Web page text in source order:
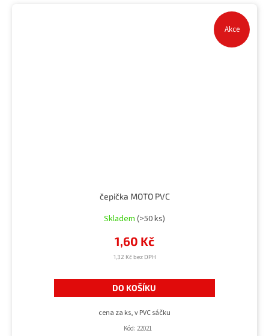
Akce
čepička MOTO PVC
Skladem (>50 ks)
1,32 Kč bez DPH
1,60 Kč
DO KOŠÍKU
cena za ks, v PVC sáčku
Kód: 22021